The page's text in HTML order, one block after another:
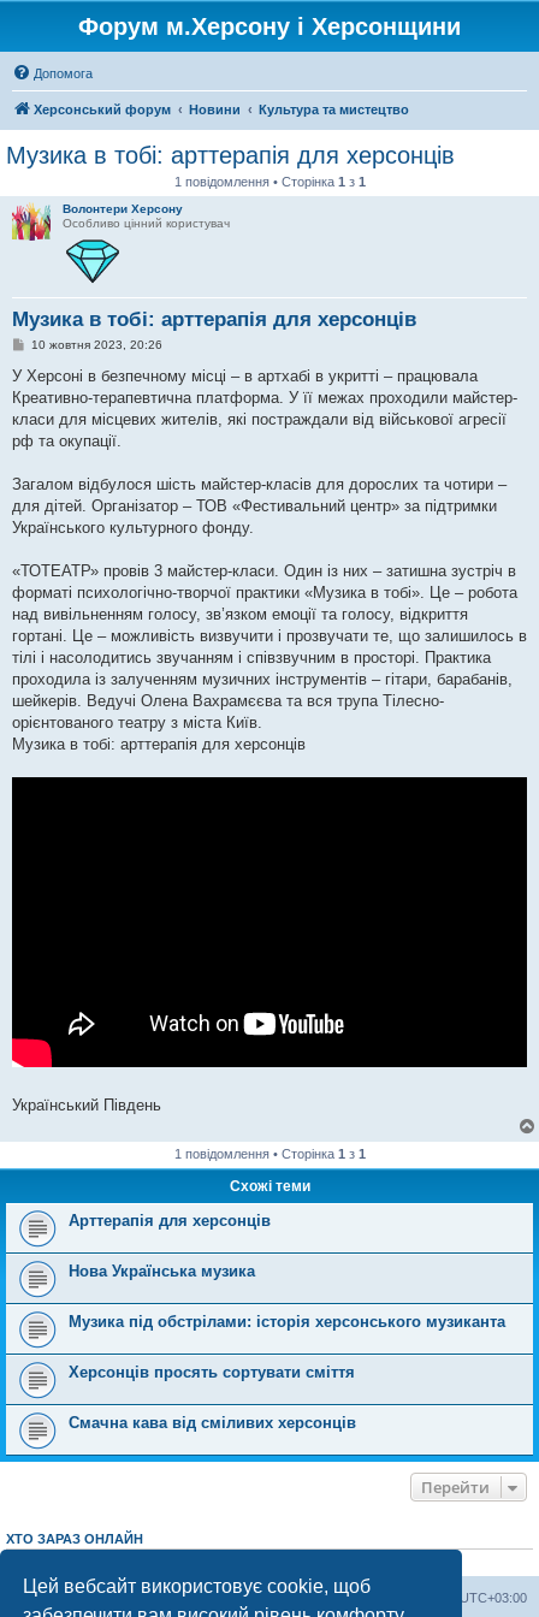
Цей вебсайт використовує cookie, щоб
Форум м.Херсону і Херсонщини
Допомога
Херсонський форум Новини Культура та мистецтво
Музика в тобі: арттерапія для херсонців
1 повідомлення • Сторінка 1 з 1
Волонтери Херсону
Особливо цінний користувач
Музика в тобі: арттерапія для херсонців
П
в
д
о
л
н
я
10 жовтня 2023, 20:26
У Херсоні в безпечному місці – в артхабі в укритті – працювала
Креативно-терапевтична платформа. У її межах проходили майстер-
класи для місцевих жителів, які постраждали від військової агресії
рф та окупації.
Загалом відбулося шість майстер-класів для дорослих та чотири –
для дітей. Організатор – ТОВ «Фестивальний центр» за підтримки
Українського культурного фонду.
«ТОТЕАТР» провів 3 майстер-класи. Один із них – затишна зустріч в
форматі психологічно-творчої практики «Музика в тобі». Це – робота
над вивільненням голосу, зв’язком емоції та голосу, відкриття
гортані. Це – можливість визвучити і прозвучати те, що залишилось в
тілі і насолодитись звучанням і співзвучним в просторі. Практика
проходила із залученням музичних інструментів – гітари, барабанів,
шейкерів. Ведучі Олена Вахрамєєва та вся трупа Тілесно-
орієнтованого театру з міста Київ.
Музика в тобі: арттерапія для херсонців
Український Південь
1 повідомлення • Сторінка 1 з 1
Схожі теми
Арттерапія для херсонців
Нова Українська музика
Музика під обстрілами: історія херсонського музиканта
Херсонців просять сортувати сміття
Смачна кава від сміливих херсонців
Перейти
ХТО ЗАРАЗ ОНЛАЙН
Херсонський форум UTC+03:00
Команда